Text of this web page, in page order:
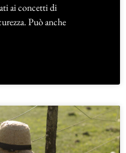
ai concetti di
Può anche